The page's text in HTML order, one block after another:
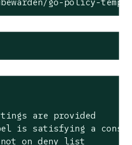
are provided
is satisfying a
on deny list